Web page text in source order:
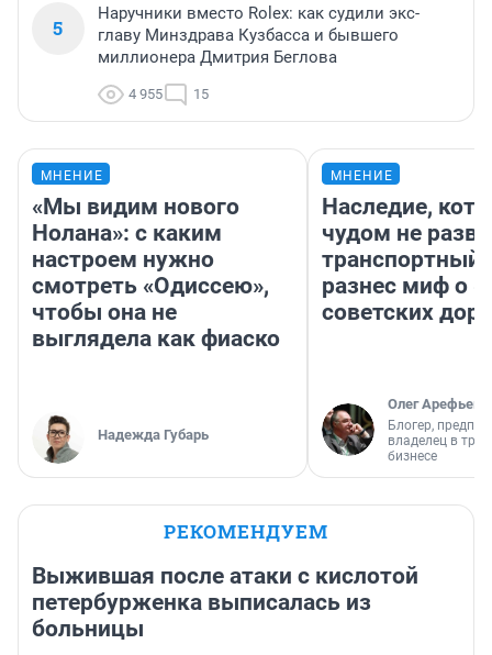
5
Наручники вместо Rolex: как судили экс-
главу Минздрава Кузбасса и бывшего
миллионера Дмитрия Беглова
4 955 15
МНЕНИЕ
«Мы видим нового
Нолана»: с каким
настроем нужно
смотреть «Одиссею»,
чтобы она не
выглядела как фиаско
Надежда Губарь
МНЕНИЕ
Наследие,
чудом не
транспортный
разнес миф о
советских
Олег Арефьев
Блогер,
владелец в
бизнесе
РЕКОМЕНДУЕМ
Выжившая после атаки с кислотой
петербурженка выписалась из
больницы